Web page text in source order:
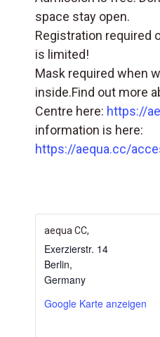
space stay open.
Registration required
is limited!
Mask required when
inside.Find out more
Centre here: https://
information is here:
https://aequa.cc/
aequa CC,
Exerzierstr. 14
Berlin,
Germany
Google Karte anzeigen